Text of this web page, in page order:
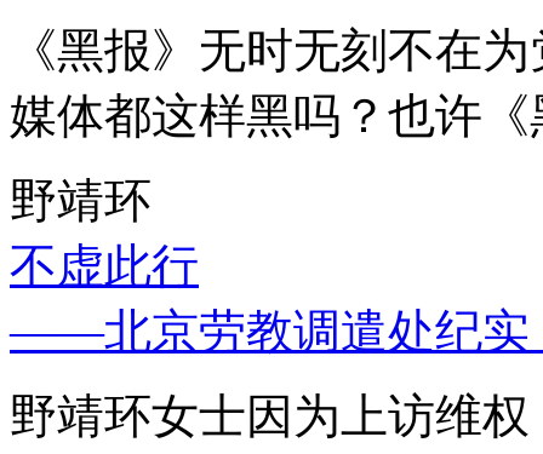
《黑报》无时无刻不在
媒体都这样黑吗？也许
野靖环
不虚此行
——北京劳教调遣处纪实
野靖环女士因为上访维